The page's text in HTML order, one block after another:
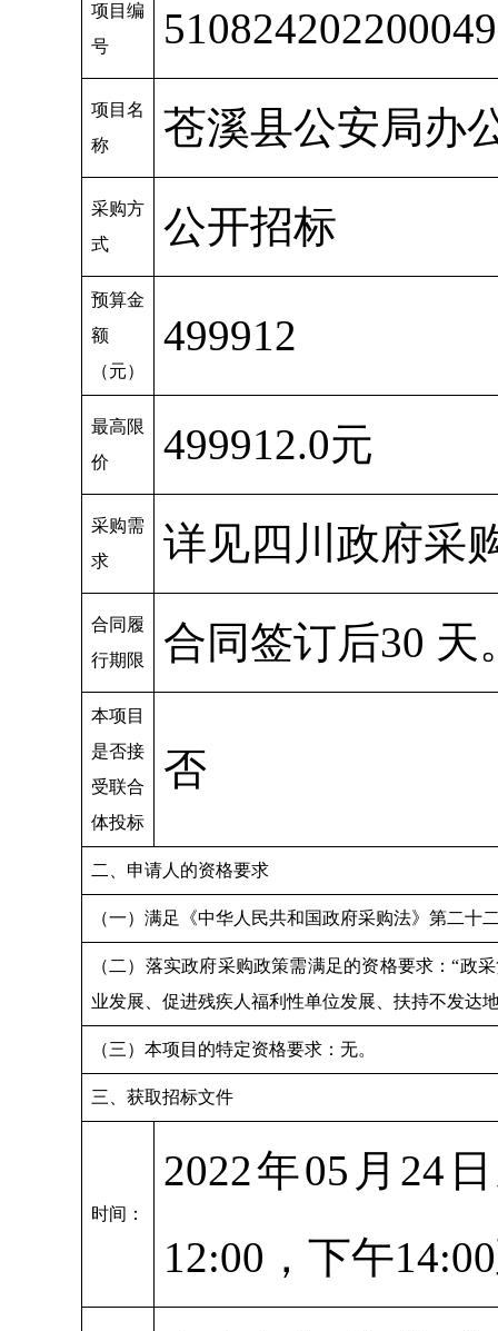
项目编
号
510824202200049
项目名
称
苍溪县公安局办
采购方
式
公开招标
预算金
额
（元）
499912
最高限
价
499912.0元
采购需
求
详见四川政府采
合同履
行期限
合同签订后30 天
本项目
是否接
受联合
体投标
否
二、申请人的资格要求
（一）满足《中华人民共和国政府采购法》第二十
（二）落实政府采购政策需满足的资格要求：“政
业发展、促进残疾人福利性单位发展、扶持不发达
（三）本项目的特定资格要求：无。
三、获取招标文件
时间：
2022年05月24
12:00，下午